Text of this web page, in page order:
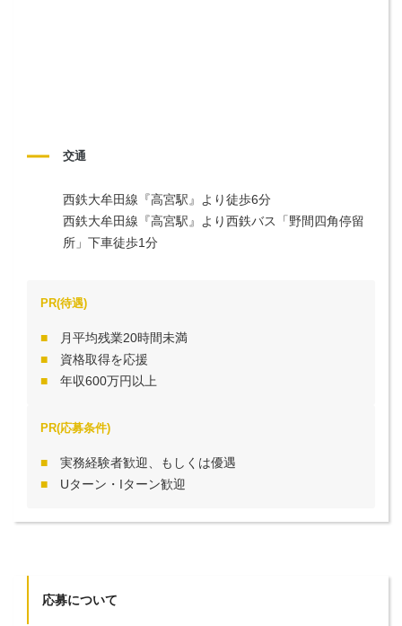
交通
西鉄大牟田線『高宮駅』より徒歩6分
西鉄大牟田線『高宮駅』より西鉄バス「野間四角停留
所」下車徒歩1分
PR(待遇)
月平均残業20時間未満
資格取得を応援
年収600万円以上
PR(応募条件)
実務経験者歓迎、もしくは優遇
Uターン・Iターン歓迎
応募について